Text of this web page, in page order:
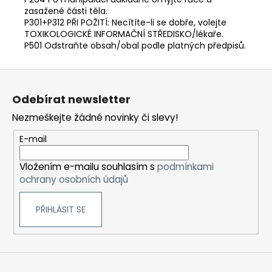
zasažené části těla.
P301+P312 PŘI POŽITÍ: Necítíte-li se dobře, volejte
TOXIKOLOGICKÉ INFORMAČNÍ STŘEDISKO/lékaře.
P501 Odstraňte obsah/obal podle platných předpisů.
Odebírat newsletter
Nezmeškejte žádné novinky či slevy!
E-mail
Vložením e-mailu souhlasím s podmínkami
ochrany osobních údajů
PŘIHLÁSIT SE